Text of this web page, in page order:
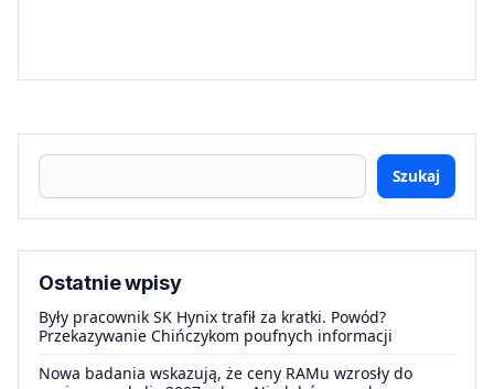
Szukaj
Ostatnie wpisy
Były pracownik SK Hynix trafił za kratki. Powód?
Przekazywanie Chińczykom poufnych informacji
Nowa badania wskazują, że ceny RAMu wzrosły do